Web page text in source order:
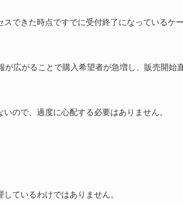
できた時点ですでに受付終了になっているケ
広がることで購入希望者が急増し、販売開始
ので、過度に心配する必要はありません。
ているわけではありません。